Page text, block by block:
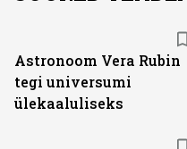
Astronoom Vera Rubin
tegi universumi
ülekaaluliseks